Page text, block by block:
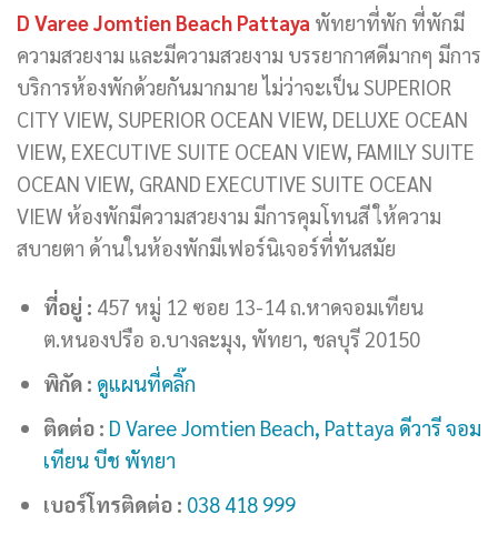
D Varee Jomtien Beach Pattaya พัทยาที่พัก ที่พักมี
ความสวยงาม และมีความสวยงาม บรรยากาศดีมากๆ มีการ
บริการห้องพักด้วยกันมากมาย ไม่ว่าจะเป็น SUPERIOR
CITY VIEW, SUPERIOR OCEAN VIEW, DELUXE OCEAN
VIEW, EXECUTIVE SUITE OCEAN VIEW, FAMILY SUITE
OCEAN VIEW, GRAND EXECUTIVE SUITE OCEAN
VIEW ห้องพักมีความสวยงาม มีการคุมโทนสี ให้ความ
สบายตา ด้านในห้องพักมีเฟอร์นิเจอร์ที่ทันสมัย
ที่อยู่ : 457 หมู่ 12 ซอย 13-14 ถ.หาดจอมเทียน
ต.หนองปรือ อ.บางละมุง, พัทยา, ชลบุรี 20150
พิกัด : ดูแผนที่คลิ๊ก
ติดต่อ : D Varee Jomtien Beach, Pattaya ดีวารี จอม
เทียน บีช พัทยา
เบอร์โทรติดต่อ : 038 418 999